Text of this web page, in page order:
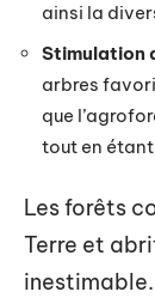
ainsi la
Stimulation
arbres
que
tout en
Les forêts
Terre et